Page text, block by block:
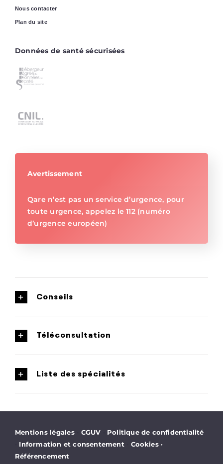
Nous contacter
Plan du site
Données de santé sécurisées
Avertissement
Qare n’est pas un service d’urgence, pour
toute urgence, appelez le 112 (numéro
d’urgence européen)
Conseils
Téléconsultation
Liste des spécialités
Mentions légales CGUV Politique de confidentialité
Information et consentement Cookies·
Référencement